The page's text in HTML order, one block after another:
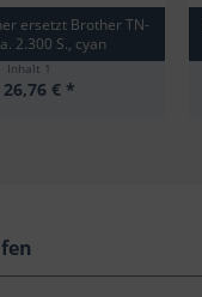
ersetzt Brother TN-
2.300 S., cyan
Inhalt 1
26,76 € *